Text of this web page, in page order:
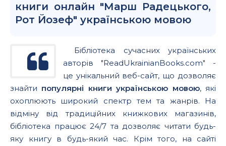
книги онлайн "Марш Радецького,
Рот Йозеф" українською мовою
Бібліотека сучасних українських
авторів "ReadUkrainianBooks.com" -
це унікальний веб-сайт, що дозволяє
знайти популярні книги українською мовою, які
охоплюють широкий спектр тем та жанрів. На
відміну від традиційних книжкових магазинів,
бібліотека працює 24/7 та дозволяє читати будь-
яку книгу в будь-який час. Крім того, на сайті